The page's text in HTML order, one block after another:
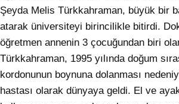
Şeyda Melis Türkkahraman, büyük bir
atarak üniversiteyi birincilikle bitirdi.
öğretmen annenin 3 çocuğundan biri
Türkkahraman, 1995 yılında doğum
kordonunun boynuna dolanması
hastası olarak dünyaya geldi. El ve